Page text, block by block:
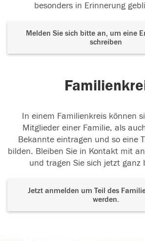
besonders in Erinnerung
Melden Sie sich bitte an, um eine
schreiben
In einem Familienkreis können
Mitglieder einer Familie, als
Bekannte eintragen und so eine
bilden. Bleiben Sie in Kontakt mit
und tragen Sie sich jetzt ganz
Jetzt anmelden um Teil des
werden.